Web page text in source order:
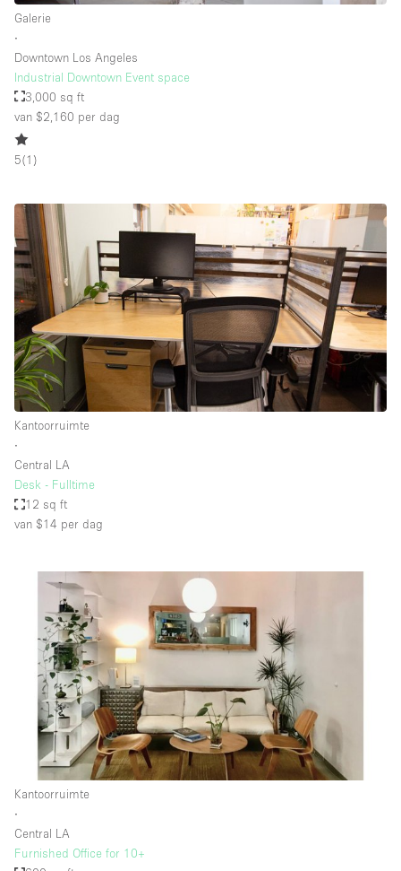
Galerie
∙
Downtown Los Angeles
Industrial Downtown Event space
3,000 sq ft
van $2,160 per dag
5(1 )
Kantoorruimte
∙
Central LA
Desk - Fulltime
12 sq ft
van $14 per dag
Kantoorruimte
∙
Central LA
Furnished Office for 10+